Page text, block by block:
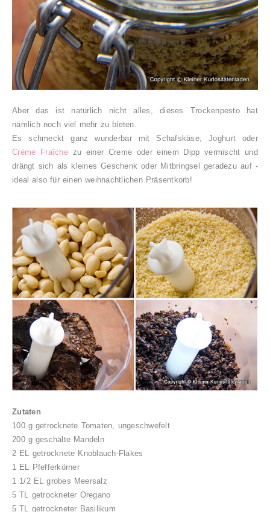
Aber das ist natürlich nicht alles, dieses Trockenpesto hat
nämlich noch viel mehr zu bieten.
Es schmeckt ganz wunderbar mit Schafskäse, Joghurt oder
Crème Fraîchezu einer Creme oder einem Dipp vermischt und
drängt sich als kleines Geschenk oder Mitbringsel geradezu auf -
ideal also für einen weihnachtlichen Präsentkorb!
Zutaten
100 g getrocknete Tomaten, ungeschwefelt
200 g geschälte Mandeln
2 EL getrocknete Knoblauch-Flakes
1 EL Pfefferkörner
1 1/2 EL grobes Meersalz
5 TL getrockneter Oregano
5 TL getrockneter Basilikum